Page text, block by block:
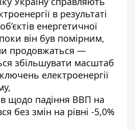
в результаті
енергетичної
він був помірним,
продовжаться —
збільшувати масштаб
електроенергії
щодо падіння ВВП на
без змін на рівні -5,0%